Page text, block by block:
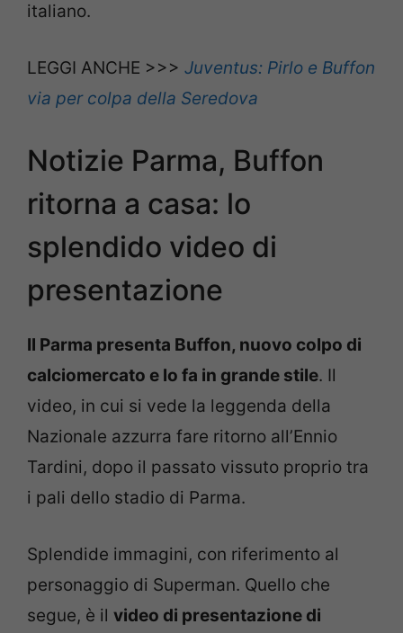
italiano.
LEGGI ANCHE >>> Juventus: Pirlo e Buffon
via per colpa della Seredova
Notizie Parma, Buffon
ritorna a casa: lo
splendido video di
presentazione
Il Parma presenta Buffon, nuovo colpo di
calciomercato e lo fa in grande stile. Il
video, in cui si vede la leggenda della
Nazionale azzurra fare ritorno all’Ennio
Tardini, dopo il passato vissuto proprio tra
i pali dello stadio di Parma.
Splendide immagini, con riferimento al
personaggio di Superman. Quello che
segue, è il video di presentazione di